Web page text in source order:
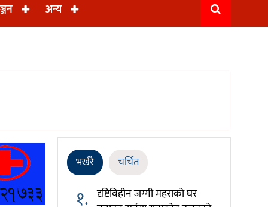
अन्य
भर्खरै चर्चित
१. दृष्टिविहीन जग्गी महराको घर